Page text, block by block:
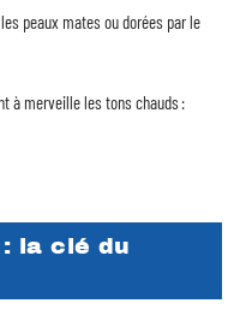
peaux mates ou dorées par le
à merveille les tons chauds :
la clé du